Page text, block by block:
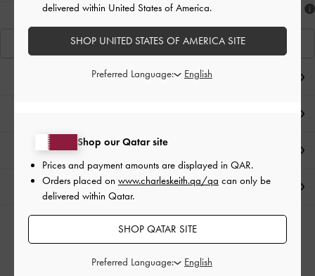
هل أعجبكَ ما رأيت؟
عرض منتجاتٍ مشابهة
الشحن والإرجاع
الفئات ذات الصلة
حقائب الكتف
Shop our Qatar site
Prices and payment amounts are displayed in QAR.
Orders placed on www.charleskeith.qa/qa can only be
delivered within Qatar.
SHOP QATAR SITE
Preferred Language:
delivered within United States of America.
SHOP UNITED STATES OF AMERICA SITE
Preferred Language: